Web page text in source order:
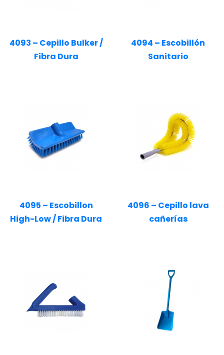
4093 – Cepillo Bulker /
Fibra Dura
4094 – Escobillón
Sanitario
4095 – Escobillon
High-Low / Fibra Dura
4096 – Cepillo lava
cañerías